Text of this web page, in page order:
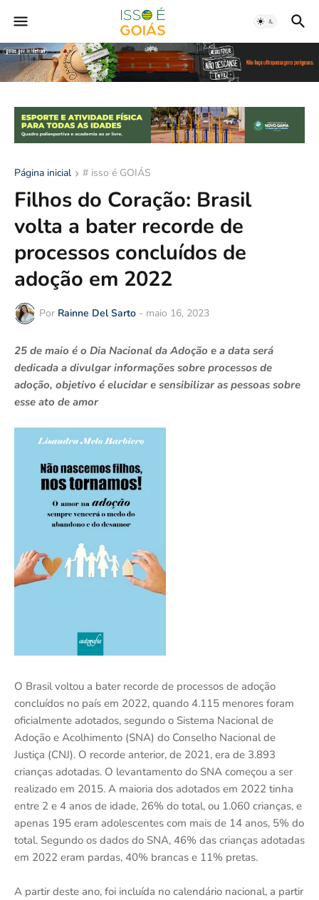
Página inicial # isso é GOIÁS
Filhos do Coração: Brasil
volta a bater recorde de
processos concluídos de
adoção em 2022
Por Rainne Del Sarto - maio 16, 2023
25 de maio é o Dia Nacional da Adoção e a data será
dedicada a divulgar informações sobre processos de
adoção, objetivo é elucidar e sensibilizar as pessoas sobre
esse ato de amor
O Brasil voltou a bater recorde de processos de adoção
concluídos no país em 2022, quando 4.115 menores foram
oficialmente adotados, segundo o Sistema Nacional de
Adoção e Acolhimento (SNA) do Conselho Nacional de
Justiça (CNJ). O recorde anterior, de 2021, era de 3.893
crianças adotadas. O levantamento do SNA começou a ser
realizado em 2015. A maioria dos adotados em 2022 tinha
entre 2 e 4 anos de idade, 26% do total, ou 1.060 crianças, e
apenas 195 eram adolescentes com mais de 14 anos, 5% do
total. Segundo os dados do SNA, 46% das crianças adotadas
em 2022 eram pardas, 40% brancas e 11% pretas.
A partir deste ano, foi incluída no calendário nacional, a partir